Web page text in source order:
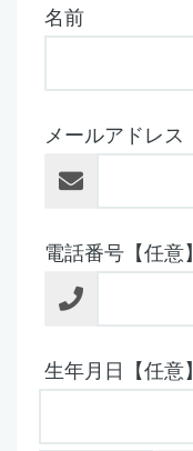
名前
メールアドレス
電話番号【任意】
生年月日【任意】